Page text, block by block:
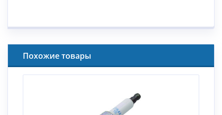
Похожие товары